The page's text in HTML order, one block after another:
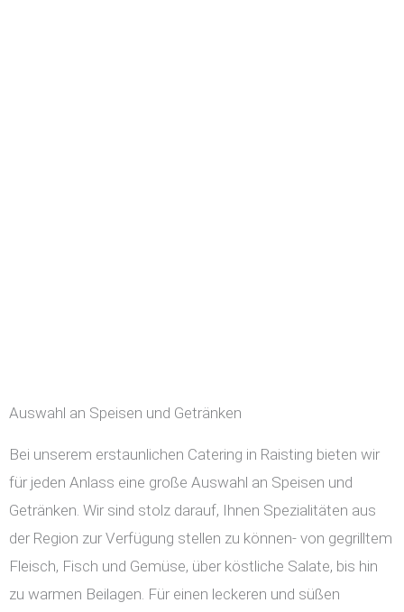
Auswahl an Speisen und Getränken
Bei unserem erstaunlichen Catering in Raisting bieten wir
für jeden Anlass eine große Auswahl an Speisen und
Getränken. Wir sind stolz darauf, Ihnen Spezialitäten aus
der Region zur Verfügung stellen zu können- von gegrilltem
Fleisch, Fisch und Gemüse, über köstliche Salate, bis hin
zu warmen Beilagen. Für einen leckeren und süßen